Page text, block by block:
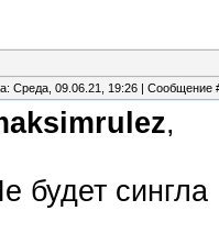
Среда, 09.06.21, 19:26 | Сообщение
,
будет сингла